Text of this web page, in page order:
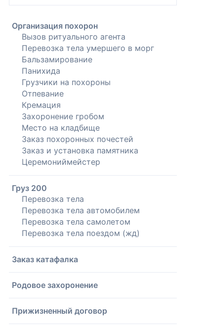
Организация похорон
Вызов ритуального агента
Перевозка тела умершего в морг
Бальзамирование
Панихида
Грузчики на похороны
Отпевание
Кремация
Захоронение гробом
Место на кладбище
Заказ похоронных почестей
Заказ и установка памятника
Церемониймейстер
Груз 200
Перевозка тела
Перевозка тела автомобилем
Перевозка тела самолетом
Перевозка тела поездом (жд)
Заказ катафалка
Родовое захоронение
Прижизненный договор